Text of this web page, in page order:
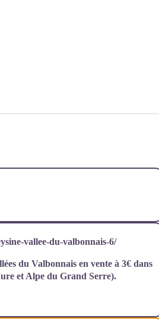
vallee-du-valbonnais-6/
du Valbonnais en vente à 3€ dans
et Alpe du Grand Serre).